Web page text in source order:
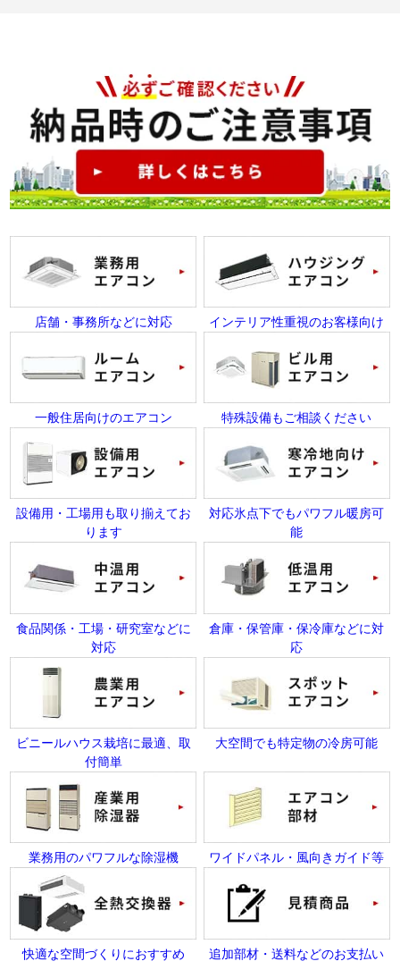
店舗・事務所などに対応 インテリア性重視のお客様向け
一般住居向けのエアコン 特殊設備もご相談ください
設備用・工場用も取り揃えてお
ります
対応氷点下でもパワフル暖房可
能
食品関係・工場・研究室などに
対応
倉庫・保管庫・保冷庫などに対
応
ビニールハウス栽培に最適、取
付簡単
大空間でも特定物の冷房可能
業務用のパワフルな除湿機 ワイドパネル・風向きガイド等
快適な空間づくりにおすすめ 追加部材・送料などのお支払い